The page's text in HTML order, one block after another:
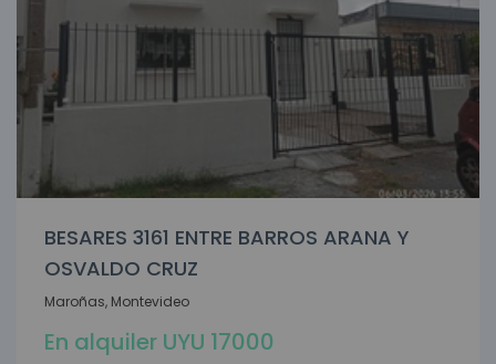
BESARES 3161 ENTRE BARROS ARANA Y
OSVALDO CRUZ
Maroñas, Montevideo
En alquiler UYU 17000